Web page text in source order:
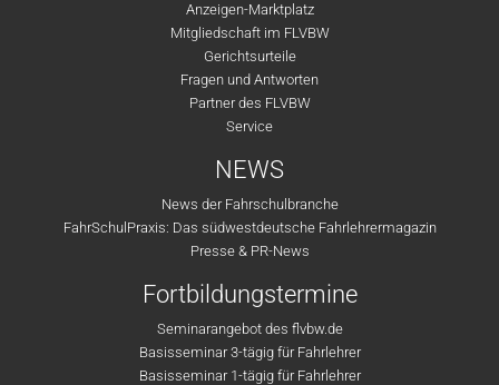
Anzeigen-Marktplatz
Mitgliedschaft im FLVBW
Gerichtsurteile
Fragen und Antworten
Partner des FLVBW
Service
NEWS
News der Fahrschulbranche
FahrSchulPraxis: Das südwestdeutsche Fahrlehrermagazin
Presse & PR-News
Fortbildungstermine
Seminarangebot des flvbw.de
Basisseminar 3-tägig für Fahrlehrer
Basisseminar 1-tägig für Fahrlehrer